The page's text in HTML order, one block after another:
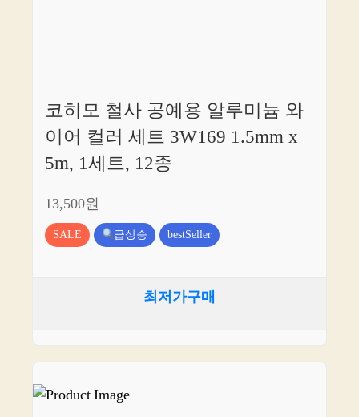
코히모 철사 공예용 알루미늄 와
이어 컬러 세트 3W169 1.5mm x
5m, 1세트, 12종
13,500원
SALE 급상승 bestSeller
최저가구매